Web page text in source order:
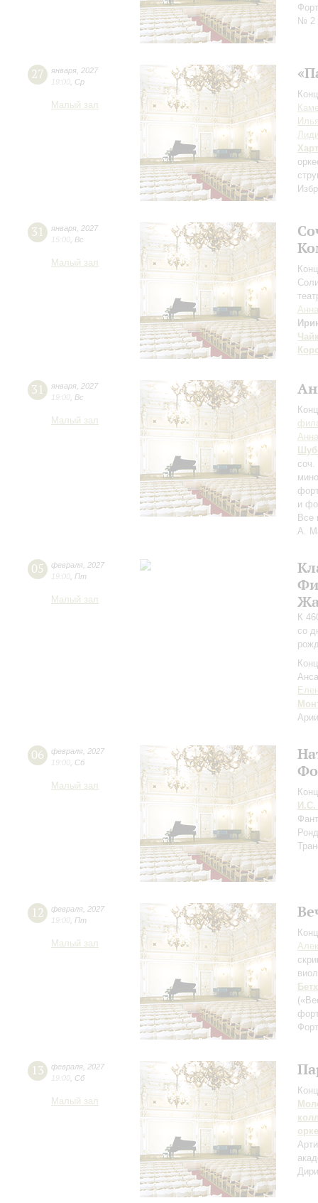
№ 2
27 января 2027
19:00 Ср
Малый зал
31 января 2027
15:00 Вс
Малый зал
31 января 2027
19:00 Вс
Малый зал
и
Все
А.
05 февраля 2027
19:00 Пт
Малый зал
К
со
06 февраля 2027
19:00 Сб
Малый зал
И.С.
12 февраля 2027
19:00 Пт
Малый зал
13 февраля 2027
19:00 Сб
Малый зал